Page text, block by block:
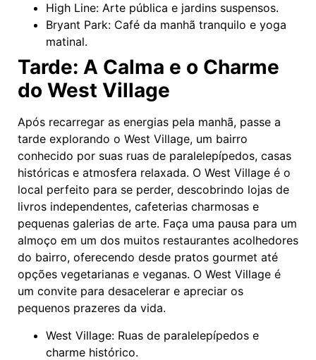
High Line: Arte pública e jardins suspensos.
Bryant Park: Café da manhã tranquilo e yoga
matinal.
Tarde: A Calma e o Charme
do West Village
Após recarregar as energias pela manhã, passe a
tarde explorando o West Village, um bairro
conhecido por suas ruas de paralelepípedos, casas
históricas e atmosfera relaxada. O West Village é o
local perfeito para se perder, descobrindo lojas de
livros independentes, cafeterias charmosas e
pequenas galerias de arte. Faça uma pausa para um
almoço em um dos muitos restaurantes acolhedores
do bairro, oferecendo desde pratos gourmet até
opções vegetarianas e veganas. O West Village é
um convite para desacelerar e apreciar os
pequenos prazeres da vida.
West Village: Ruas de paralelepípedos e
charme histórico.